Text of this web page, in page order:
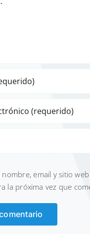
email y sitio
la próxima vez que